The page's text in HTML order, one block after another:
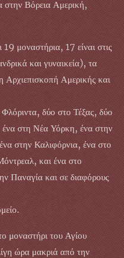
στην Βόρεια Αμερική,
μοναστήρια, 17 είναι στις
και γυναικεία), τα
Αρχιεπισκοπή Αμερικής και
δύο στο Τέξας, δύο
ένα στη Νέα Υόρκη, ένα στην
στην Καλιφόρνια, ένα στο
και ένα στο
Παναγία και σε διαφόρους
μοναστήρι του Αγίου
ώρα μακριά από την